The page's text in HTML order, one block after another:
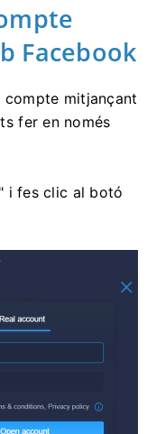
Facebook
mitjançant
fer en només
i fes clic al botó